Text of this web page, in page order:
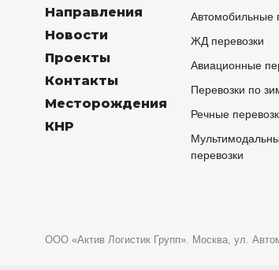
Направления
Новости
Проекты
Контакты
Месторождения
КНР
Автомобильные
ЖД перевозки
Авиационные
Перевозки по
Речные
перевозки
ООО «Актив Логистик Групп». Москва, ул.